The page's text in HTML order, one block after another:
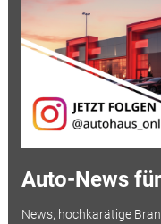
Auto-News
News, hochkarätige